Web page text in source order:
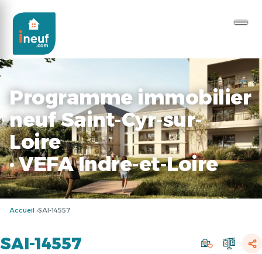
Programme immobilier
neuf Saint-Cyr-sur-
Loire
· VEFA Indre-et-Loire
Accueil SAI-14557
SAI-14557